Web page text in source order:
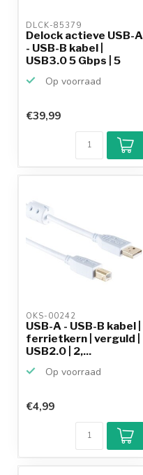
DLCK-85379
Delock actieve USB-A
- USB-B kabel |
USB3.0 5 Gbps | 5
Op voorraad
€39,99
OKS-00242
USB-A - USB-B kabel |
ferrietkern | verguld |
USB2.0 | 2,...
Op voorraad
€4,99